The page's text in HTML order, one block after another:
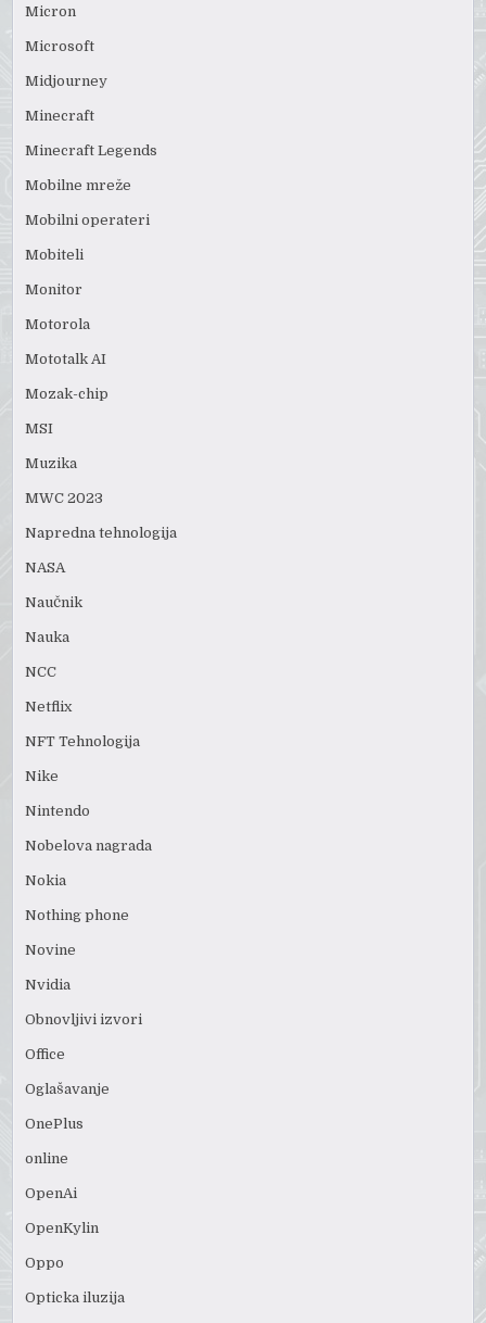
Micron
Microsoft
Midjourney
Minecraft
Minecraft Legends
Mobilne mreže
Mobilni operateri
Mobiteli
Monitor
Motorola
Mototalk AI
Mozak-chip
MSI
Muzika
MWC 2023
Napredna tehnologija
NASA
Naučnik
Nauka
NCC
Netflix
NFT Tehnologija
Nike
Nintendo
Nobelova nagrada
Nokia
Nothing phone
Novine
Nvidia
Obnovljivi izvori
Office
Oglašavanje
OnePlus
online
OpenAi
OpenKylin
Oppo
Opticka iluzija